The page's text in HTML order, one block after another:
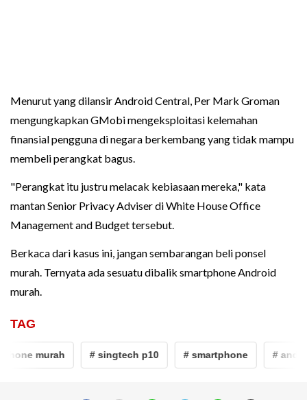
Menurut yang dilansir Android Central, Per Mark Groman
mengungkapkan GMobi mengeksploitasi kelemahan
finansial pengguna di negara berkembang yang tidak mampu
membeli perangkat bagus.
"Perangkat itu justru melacak kebiasaan mereka," kata
mantan Senior Privacy Adviser di White House Office
Management and Budget tersebut.
Berkaca dari kasus ini, jangan sembarangan beli ponsel
murah. Ternyata ada sesuatu dibalik smartphone Android
murah.
TAG
murah # singtech p10 # smartphone #